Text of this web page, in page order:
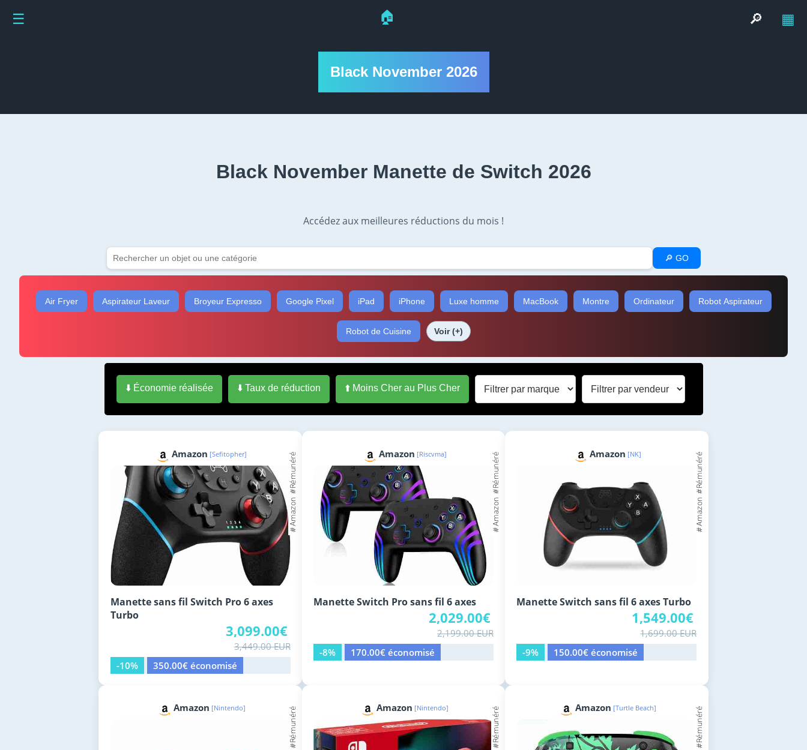
Black November 2026
Black November Manette de Switch 2026
Accédez aux meilleures réductions du mois !
🔎 GO
☰ 🏠 🔎 ▦
Air Fryer Aspirateur Laveur Broyeur Expresso Google Pixel iPad iPhone Luxe homme MacBook Montre Ordinateur Robot Aspirateur
Robot de Cuisine Voir (+)
⬇️ Économie réalisée ⬇️ Taux de réduction ⬆️ Moins Cher au Plus Cher
Amazon [Sefitopher]
Manette sans fil Switch Pro 6 axes
Turbo
3,099.00€
3,449.00 EUR
-10%
350.00€ économisé
Amazon [Riscvma]
Manette Switch Pro sans fil 6 axes
2,029.00€
2,199.00 EUR
-8%
170.00€ économisé
Amazon [NK]
Manette Switch sans fil 6 axes Turbo
1,549.00€
1,699.00 EUR
-9%
150.00€ économisé
Amazon [Nintendo] Amazon [Nintendo] Amazon [Turtle Beach]